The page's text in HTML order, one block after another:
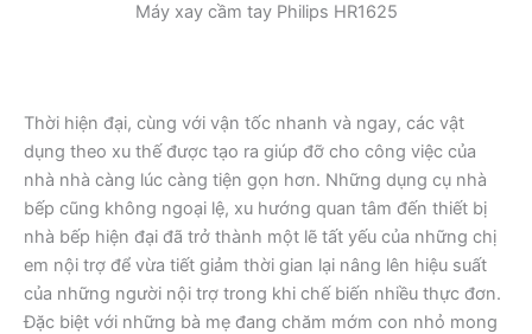
Máy xay cầm tay Philips HR1625
Thời hiện đại, cùng với vận tốc nhanh và ngay, các vật
dụng theo xu thế được tạo ra giúp đỡ cho công việc của
nhà nhà càng lúc càng tiện gọn hơn. Những dụng cụ nhà
bếp cũng không ngoại lệ, xu hướng quan tâm đến thiết bị
nhà bếp hiện đại đã trở thành một lẽ tất yếu của những chị
em nội trợ để vừa tiết giảm thời gian lại nâng lên hiệu suất
của những người nội trợ trong khi chế biến nhiều thực đơn.
Đặc biệt với những bà mẹ đang chăm mớm con nhỏ mong